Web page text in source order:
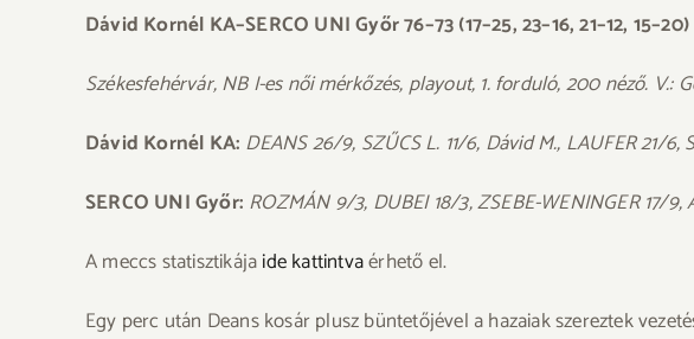
Dávid Kornél KA–SERCO UNI Győr 76–73 (17–25, 23–16, 21–12, 15–20)
Székesfehérvár, NB I-es női mérkőzés, playout, 1. forduló, 200 néző. V.:
Dávid Kornél KA: DEANS 26/9, SZŰCS L. 11/6, Dávid M., LAUFER 21/
SERCO UNI Győr: ROZMÁN 9/3, DUBEI 18/3, ZSEBE-WENINGER 17/9,
A meccs statisztikájaide kattintvaérhető el.
Egy perc után Deans kosár plusz büntetőjével a hazaiak szereztek